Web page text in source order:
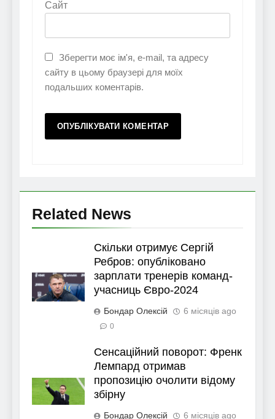
Сайт
Зберегти моє ім'я, e-mail, та адресу
сайту в цьому браузері для моїх
подальших коментарів.
Related News
Скільки отримує Сергій
Ребров: опубліковано
зарплати тренерів команд-
учасниць Євро-2024
Бондар Олексій 6 місяців ago
0
Сенсаційний поворот: Френк
Лемпард отримав
пропозицію очолити відому
збірну
Бондар Олексій 6 місяців ago